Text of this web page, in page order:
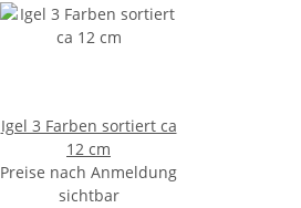
Igel 3 Farben sortiert ca
12 cm
Preise nach Anmeldung
sichtbar